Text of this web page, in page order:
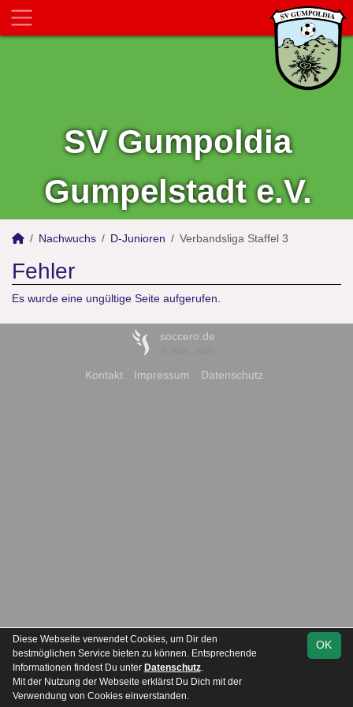
SV Gumpoldia
Gumpelstadt e.V.
Nachwuchs D-Junioren Verbandsliga Staffel 3
Team
Verbandsliga
Staffel 3
Spielplan
Fehler
Es wurde eine ungültige Seite aufgerufen.
soccero.de
Kontakt Impressum Datenschutz
OK
Diese Webseite verwendet Cookies, um Dir den
bestmöglichen Service bieten zu können. Entsprechende
Informationen findest Du unter Datenschutz.
Mit der Nutzung der Webseite erklärst Du Dich mit der
Verwendung von Cookies einverstanden.